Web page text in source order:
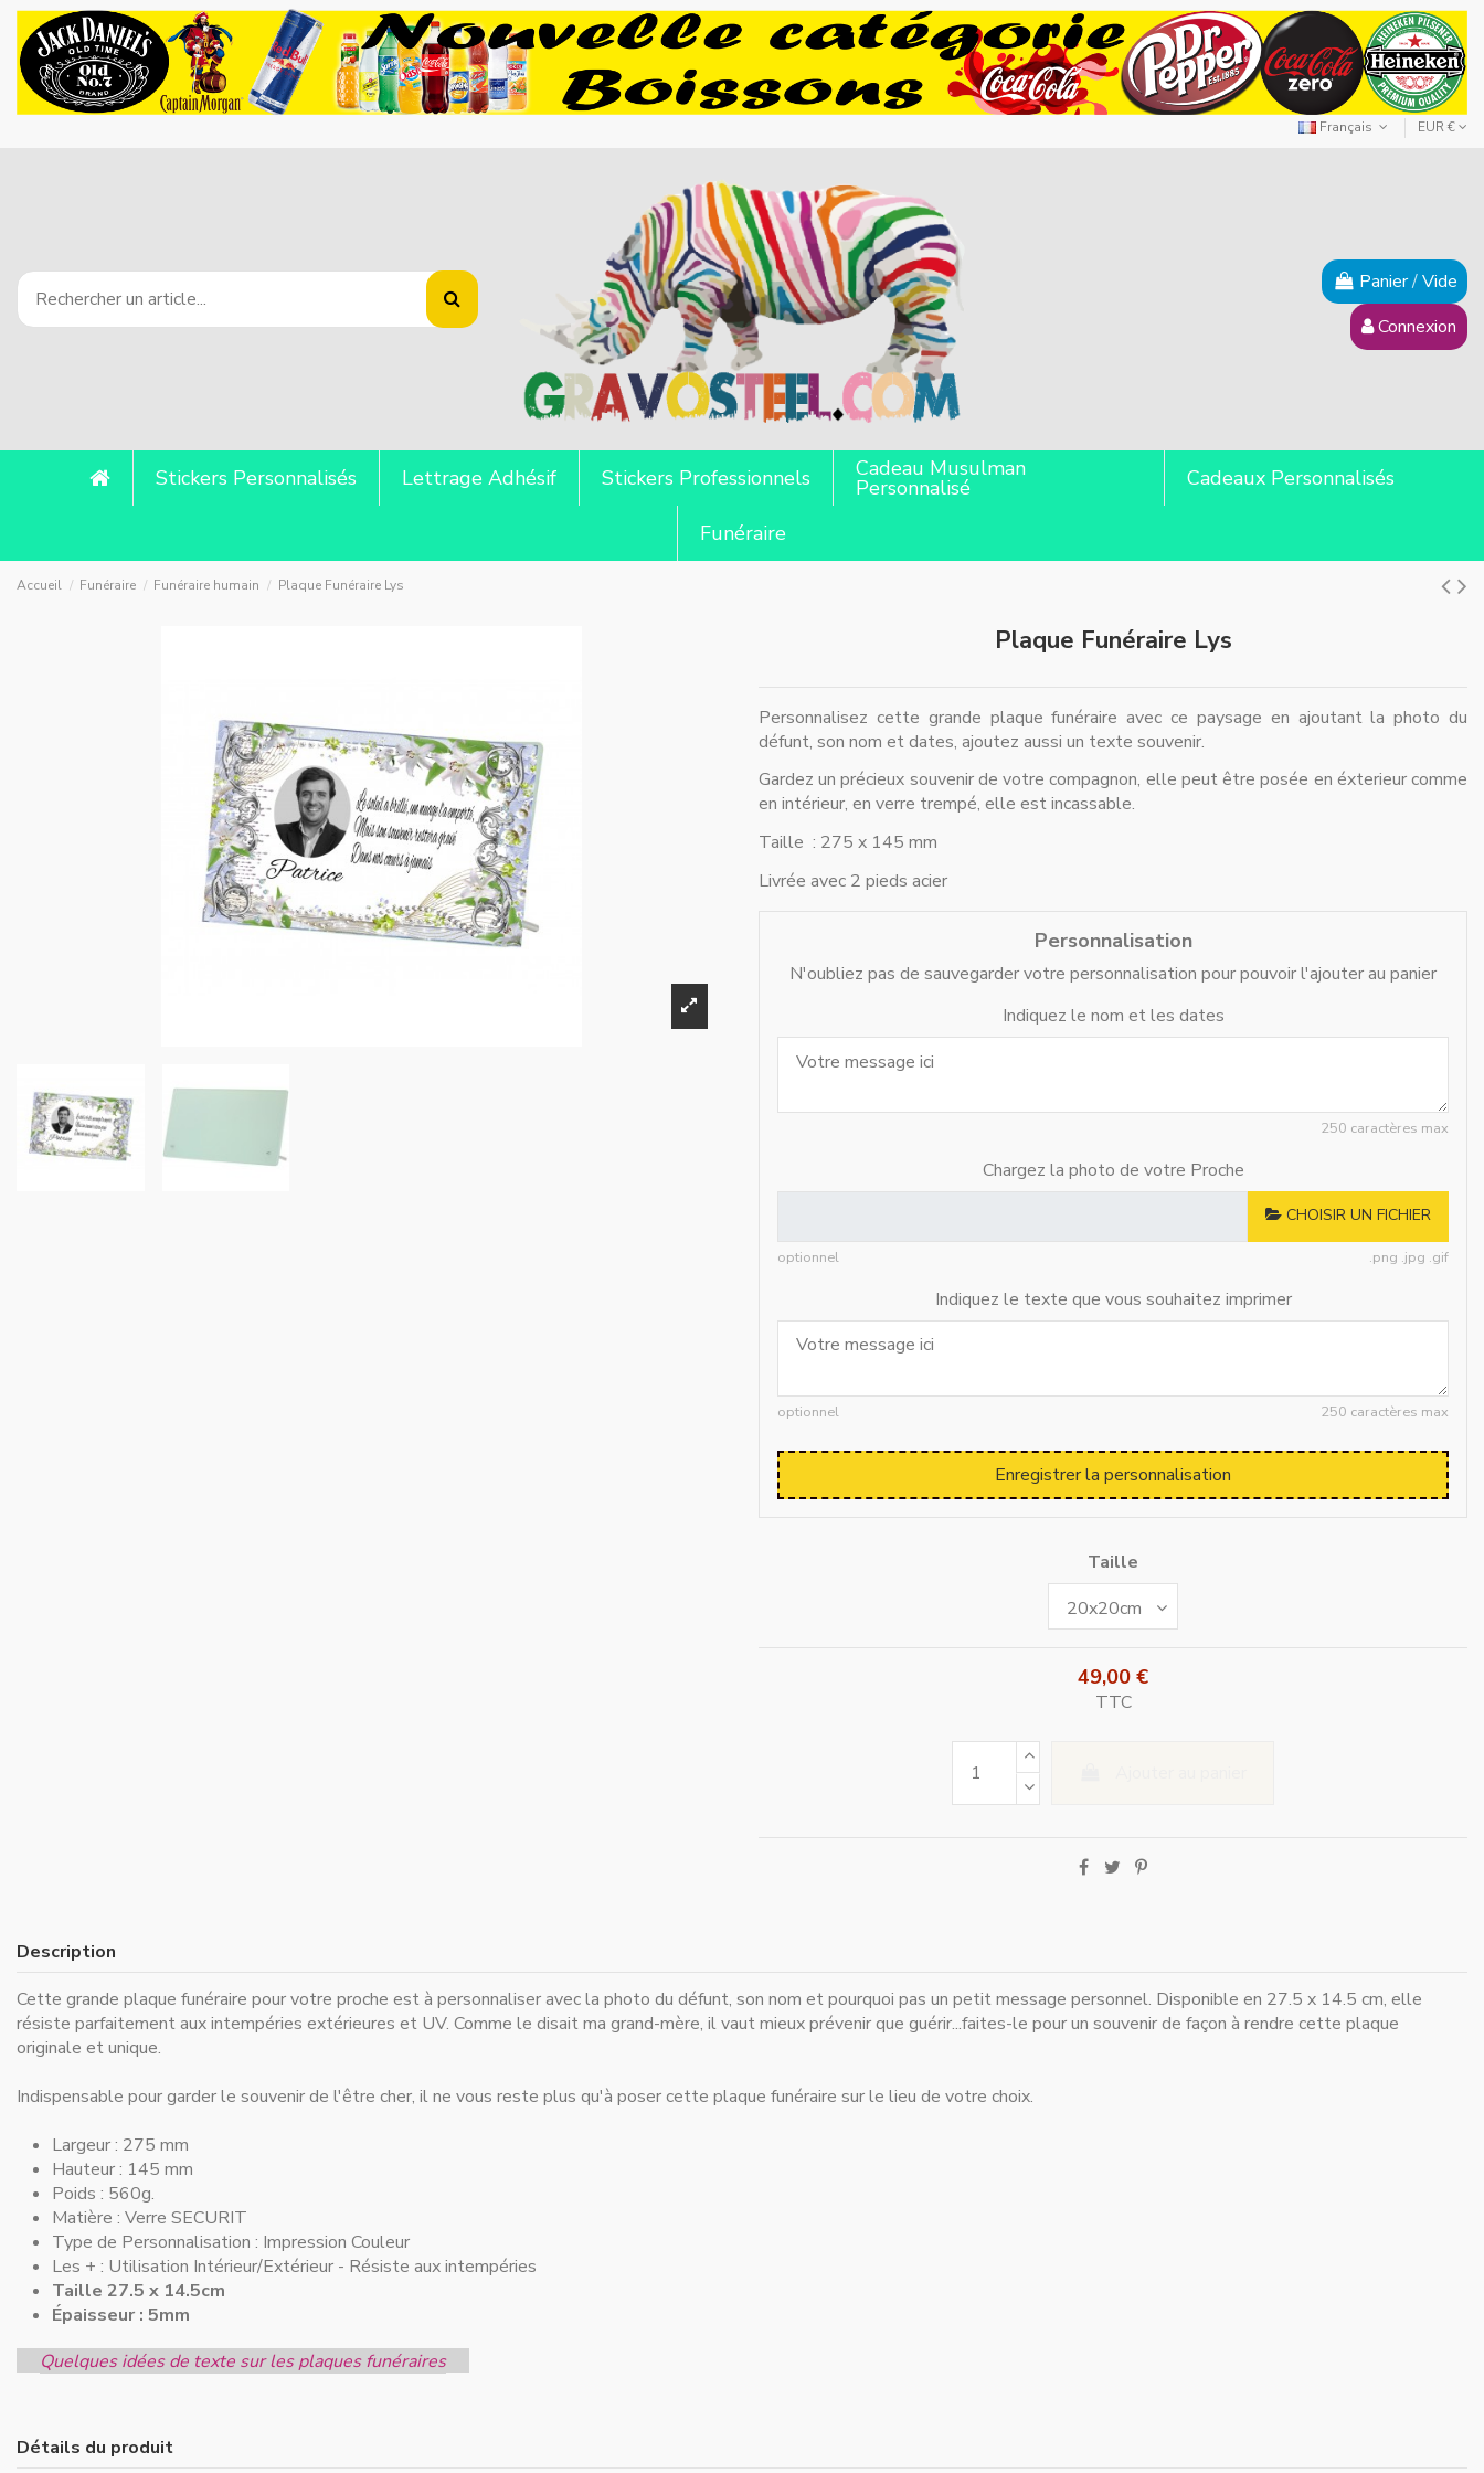
Français EUR €
Panier/Vide
Connexion
Stickers Personnalisés Lettrage Adhésif Stickers Professionnels Cadeau Musulman
Personnalisé Cadeaux Personnalisés
Funéraire
Accueil Funéraire Funéraire humain Plaque Funéraire Lys
Plaque Funéraire Lys
Personnalisez cette grande plaque funéraire avec ce paysage en ajoutant la photo du
défunt, son nom et dates, ajoutez aussi un texte souvenir.
Gardez un précieux souvenir de votre compagnon, elle peut être posée en éxterieur comme
en intérieur, en verre trempé, elle est incassable.
Taille : 275 x 145 mm
Livrée avec 2 pieds acier
Personnalisation
N'oubliez pas de sauvegarder votre personnalisation pour pouvoir l'ajouter au panier
Indiquez le nom et les dates
250 caractères max
Chargez la photo de votre Proche
CHOISIR UN FICHIER
optionnel .png .jpg .gif
Indiquez le texte que vous souhaitez imprimer
optionnel 250 caractères max
Enregistrer la personnalisation
Taille
49,00 €
TTC
Description
Cette grande plaque funéraire pour votre proche est à personnaliser avec la photo du défunt, son nom et pourquoi pas un petit message personnel. Disponible en 27.5 x 14.5 cm, elle
résiste parfaitement aux intempéries extérieures et UV. Comme le disait ma grand-mère, il vaut mieux prévenir que guérir...faites-le pour un souvenir de façon à rendre cette plaque
originale et unique.
Indispensable pourgarder le souvenir de l'être cher, il ne vous reste plus qu'à poser cette plaque funéraire sur le lieu de votre choix.
Largeur : 275 mm
Hauteur : 145 mm
Poids : 560g.
Matière : Verre SECURIT
Type de Personnalisation : Impression Couleur
Les + : Utilisation Intérieur/Extérieur - Résiste aux intempéries
Taille 27.5 x 14.5cm
Épaisseur : 5mm
Quelques idées de texte sur les plaques funéraires
Détails du produit